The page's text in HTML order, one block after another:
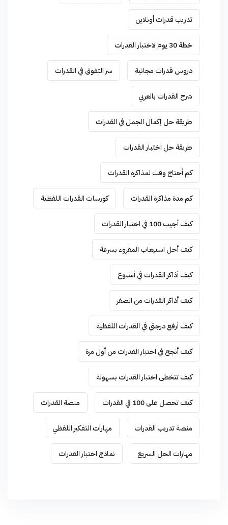
تدريب قدرات أونلاين
خطة 30 يوم لاختبار القدرات
دروس قدرات مجانية سر التفوق في القدرات
شرح القدرات بالعربي
طريقة حل إكمال الجمل في القدرات
طريقة حل اختبار القدرات
كم أحتاج وقت لمذاكرة القدرات
كم مدة مذاكرة القدرات كورسات القدرات اللفظية
كيف أجيب 100 في اختبار القدرات
كيف أحل استيعاب المقروء بسرعة
كيف أذاكر القدرات في أسبوع
كيف أذاكر القدرات من الصفر
كيف أرفع درجتي في القدرات اللفظية
كيف أنجح في اختبار القدرات من أول مرة
كيف تتخطى اختبار القدرات بسهولة
كيف تحصل على 100 في القدرات منصة القدرات
منصة تدريب القدرات مهارات التفكير اللفظي
مهارات الحل السريع نماذج اختبار القدرات